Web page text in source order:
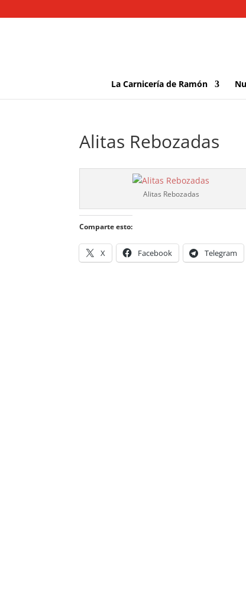
La Carnicería de Ramón
Alitas Rebozadas
Alitas Rebozadas
Comparte esto:
X Facebook Telegram